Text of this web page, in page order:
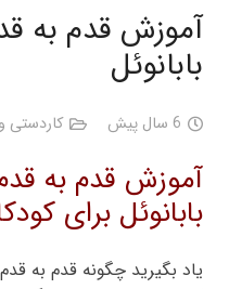
آموزش قدم به
بابانوئل
6 سال پیش کاردستی
آموزش قدم به
بابانوئل برای
یاد بگیرید چگونه قدم به